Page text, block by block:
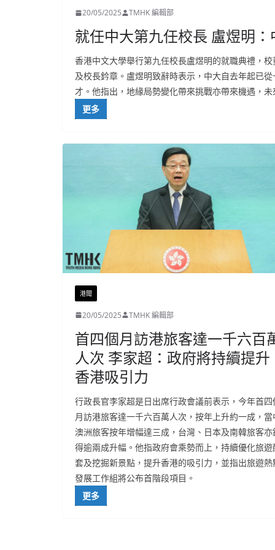
20/05/2025 TMHK 編輯部
就任中大第九任校長 盧煜明
香港中文大學舉行第九任校長盧煜明的就職典禮，
及校長鈐章。盧煜明致辭時表示，中大自去年起已
才。他指出，地緣局勢變化帶來挑戰亦帶來機遇，
更多
港聞
20/05/2025 TMHK 編輯部
首四個月訪港旅客達一千六百
人次 李家超：政府將持續提升
香港吸引力
行政長官李家超是日出席行政會議前表示，今年首四
月訪港旅客達一千六百萬人次，按年上升約一成，當
澳洲旅客按年增幅達三成，台灣、日本及南韓旅客亦
得逾兩成升幅。他指政府會乘勢而上，持續優化旅遊
套及挖掘新景點，提升香港的吸引力，並指出旅遊熱
發展工作組將公布首階段項目。
更多